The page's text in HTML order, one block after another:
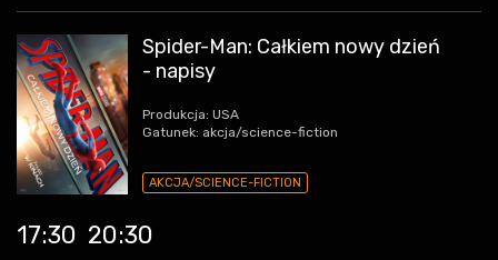
Spider-Man: Całkiem nowy dzień
- napisy
Produkcja: USA
Gatunek: akcja/science-fiction
AKCJA/SCIENCE-FICTION
17:30 20:30